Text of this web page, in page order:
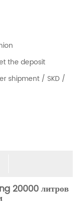
the deposit
shipment / SKD /
20000 литров